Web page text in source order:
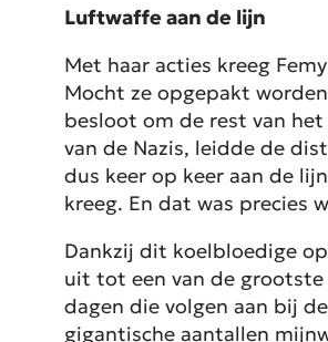
Luftwaffe aan de lijn
Met haar acties kreeg
Mocht ze opgepakt
besloot om de rest van
van de Nazis, leidde de
dus keer op keer aan de
kreeg. En dat was precies
Dankzij dit koelbloedige
uit tot een van de grootste
dagen die volgen aan bij
gigantische aantallen